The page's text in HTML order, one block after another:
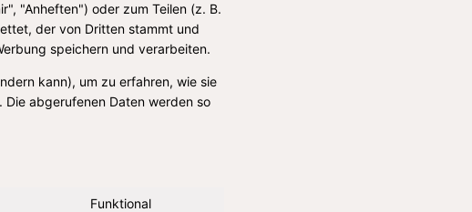
"Anheften") oder zum Teilen (z. B.
der von Dritten stammt und
speichern und verarbeiten.
kann), um zu erfahren, wie sie
abgerufenen Daten werden so
Funktional